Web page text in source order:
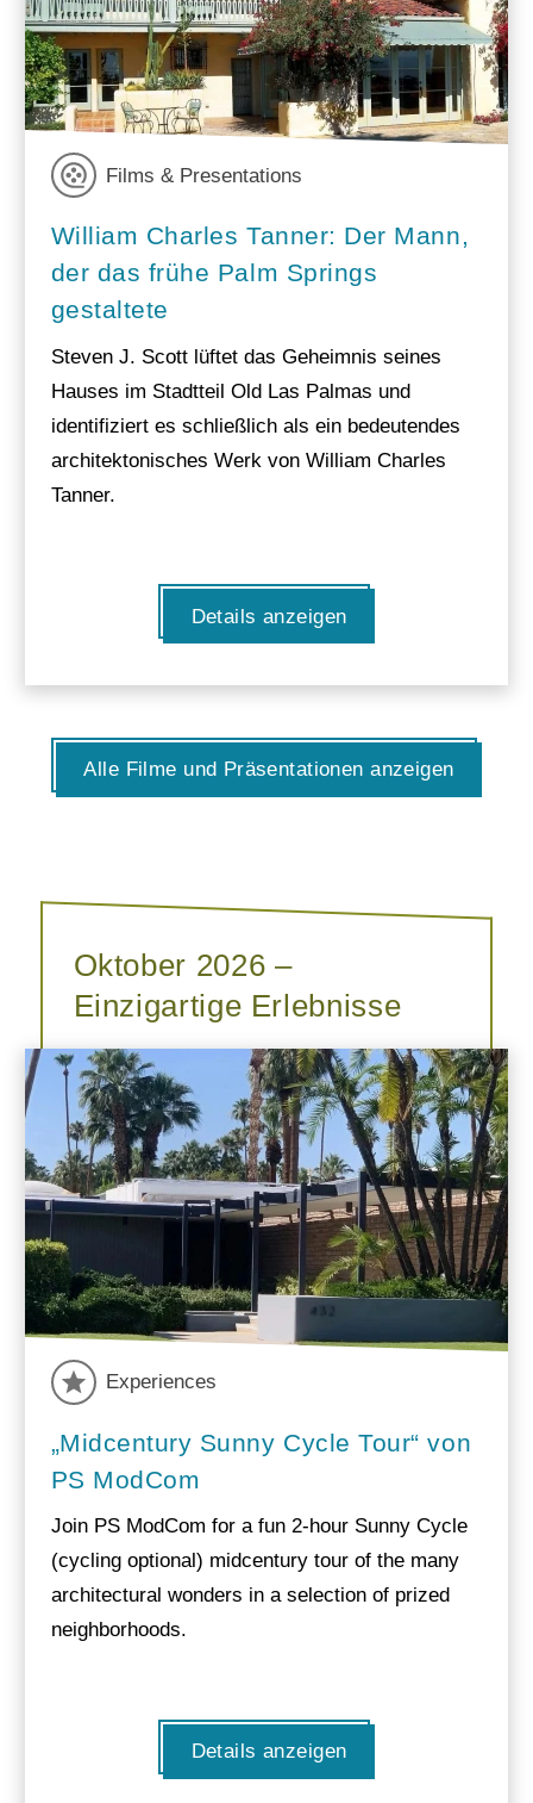
Films & Presentations
William Charles Tanner: Der Mann,
der das frühe Palm Springs
gestaltete
Steven J. Scott lüftet das Geheimnis seines
Hauses im Stadtteil Old Las Palmas und
identifiziert es schließlich als ein bedeutendes
architektonisches Werk von William Charles
Tanner.
Details anzeigen
Alle Filme und Präsentationen anzeigen
Oktober 2026 –
Einzigartige Erlebnisse
Experiences
„Midcentury Sunny Cycle Tour“ von
PS ModCom
Join PS ModCom for a fun 2-hour Sunny Cycle
(cycling optional) midcentury tour of the many
architectural wonders in a selection of prized
neighborhoods.
Details anzeigen